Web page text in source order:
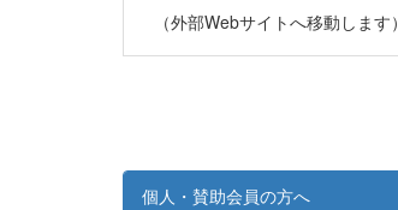
（外部Webサイトへ移動します）
個人・賛助会員の方へ